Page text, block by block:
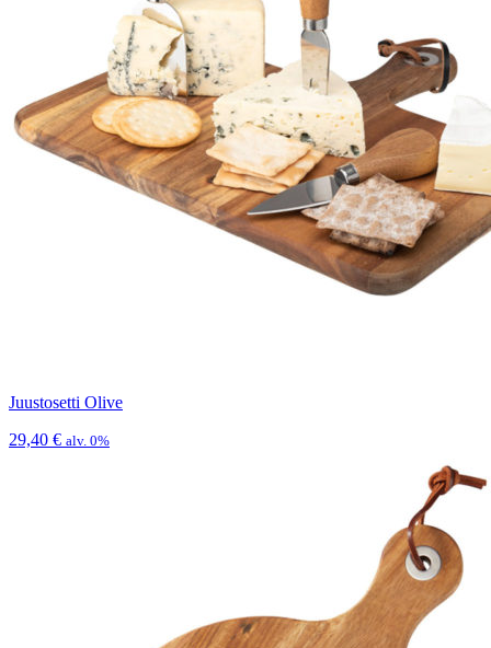
Juustosetti Olive
29,40 € alv. 0%